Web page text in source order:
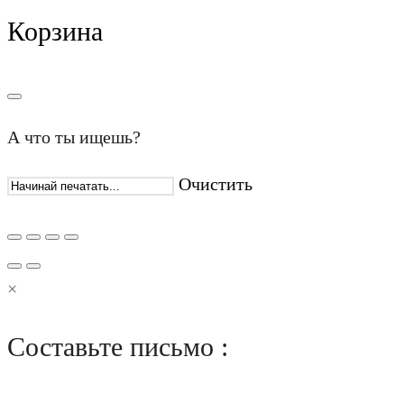
Корзина
А что ты ищешь?
Очистить
×
Составьте письмо :